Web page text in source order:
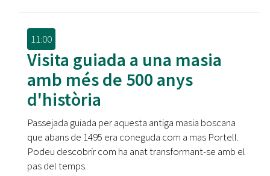
11:00
Visita guiada a una masia
amb més de 500 anys
d'història
Passejada guiada per aquesta antiga masia boscana
que abans de 1495 era coneguda com a mas Portell.
Podeu descobrir com ha anat transformant-se amb el
pas del temps.